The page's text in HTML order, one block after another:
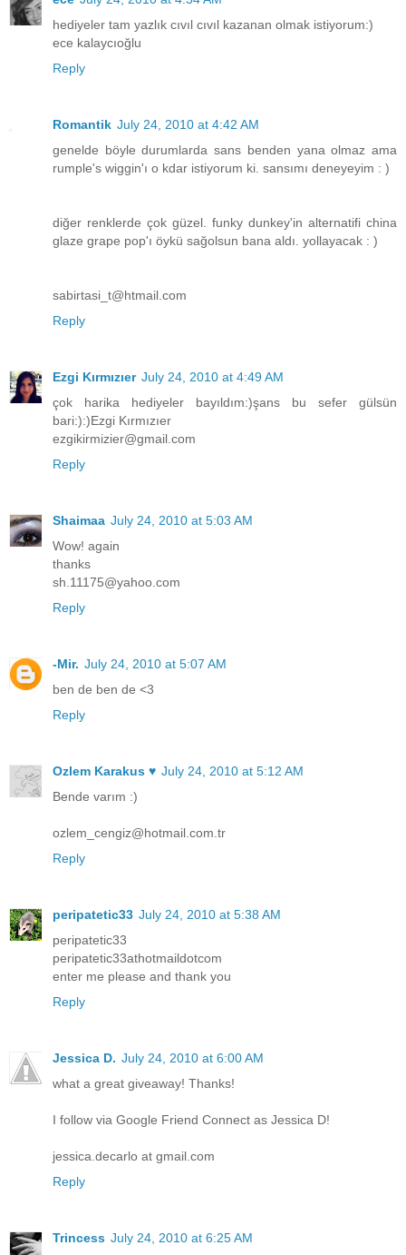
hediyeler tam yazlık cıvıl cıvıl kazanan olmak istiyorum:)
ece kalaycıoğlu
Reply
Romantik July 24, 2010 at 4:42 AM
genelde böyle durumlarda sans benden yana olmaz ama
rumple's wiggin'ı o kdar istiyorum ki. sansımı deneyeyim : )
diğer renklerde çok güzel. funky dunkey'in alternatifi china
glaze grape pop'ı öykü sağolsun bana aldı. yollayacak : )
sabirtasi_t@htmail.com
Reply
Ezgi Kırmızıer July 24, 2010 at 4:49 AM
çok harika hediyeler bayıldım:)şans bu sefer gülsün
bari:):)Ezgi Kırmızıer
ezgikirmizier@gmail.com
Reply
Shaimaa July 24, 2010 at 5:03 AM
Wow! again
thanks
sh.11175@yahoo.com
Reply
-Mir. July 24, 2010 at 5:07 AM
ben de ben de <3
Reply
Ozlem Karakus ♥ July 24, 2010 at 5:12 AM
Bende varım :)
ozlem_cengiz@hotmail.com.tr
Reply
peripatetic33 July 24, 2010 at 5:38 AM
peripatetic33
peripatetic33athotmaildotcom
enter me please and thank you
Reply
Jessica D. July 24, 2010 at 6:00 AM
what a great giveaway! Thanks!
I follow via Google Friend Connect as Jessica D!
jessica.decarlo at gmail.com
Reply
Trincess July 24, 2010 at 6:25 AM